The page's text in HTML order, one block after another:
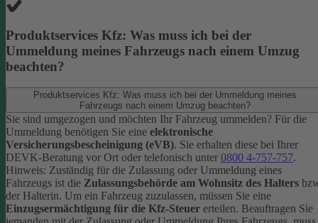
Produktservices Kfz: Was muss ich bei der
Ummeldung meines Fahrzeugs nach einem Umzug
beachten?
Produktservices Kfz: Was muss ich bei der Ummeldung meines
Fahrzeugs nach einem Umzug beachten?
Sie sind umgezogen und möchten Ihr Fahrzeug ummelden? Für die
Ummeldung benötigen Sie eine elektronische
Versicherungsbescheinigung (eVB). Sie erhalten diese bei Ihrer
DEVK-Beratung vor Ort oder telefonisch unter 0800 4-757-757.
Hinweis: Zuständig für die Zulassung oder Ummeldung eines
Fahrzeugs ist die Zulassungsbehörde am Wohnsitz des Halters
der Halterin. Um ein Fahrzeug zuzulassen, müssen Sie eine
Einzugsermächtigung für die Kfz-Steuer erteilen. Beauftragen Sie